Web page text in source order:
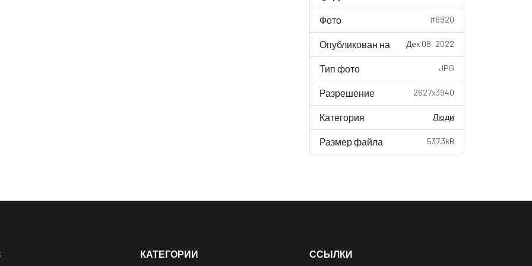
Фото #6920
Опубликован на Дек 08, 2022
Тип фото JPG
Разрешение 2627x3940
Категория Люди
Размер файла 537.3kB
КАТЕГОРИИ
ССЫЛКИ